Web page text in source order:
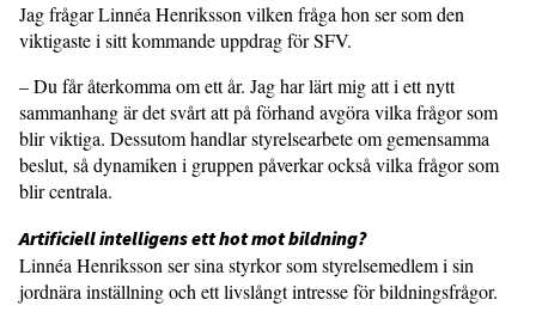
Jag frågar Linnéa Henriksson vilken fråga hon ser som den
viktigaste i sitt kommande uppdrag för SFV.
– Du får återkomma om ett år. Jag har lärt mig att i ett nytt
sammanhang är det svårt att på förhand avgöra vilka frågor som
blir viktiga. Dessutom handlar styrelsearbete om gemensamma
beslut, så dynamiken i gruppen påverkar också vilka frågor som
blir centrala.
Artificiell intelligens ett hot mot bildning?
Linnéa Henriksson ser sina styrkor som styrelsemedlem i sin
jordnära inställning och ett livslångt intresse för bildningsfrågor.